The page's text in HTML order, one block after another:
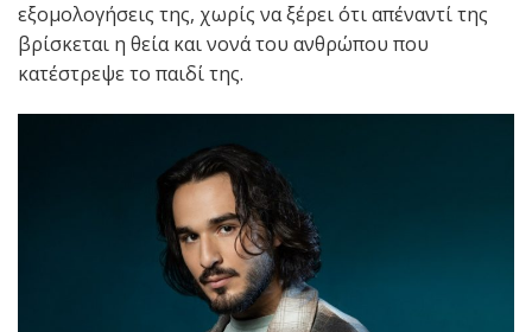
εξομολογήσεις της, χωρίς να ξέρει ότι απέναντί της
βρίσκεται η θεία και νονά του ανθρώπου που
κατέστρεψε το παιδί της.